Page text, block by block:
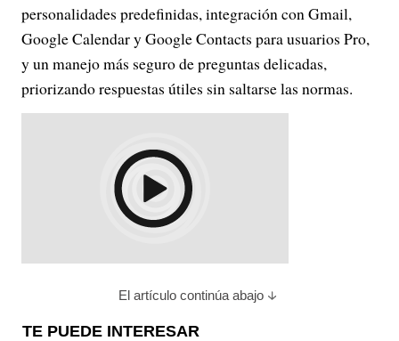
personalidades predefinidas, integración con Gmail,
Google Calendar y Google Contacts para usuarios Pro,
y un manejo más seguro de preguntas delicadas,
priorizando respuestas útiles sin saltarse las normas.
El artículo continúa abajo
TE PUEDE INTERESAR